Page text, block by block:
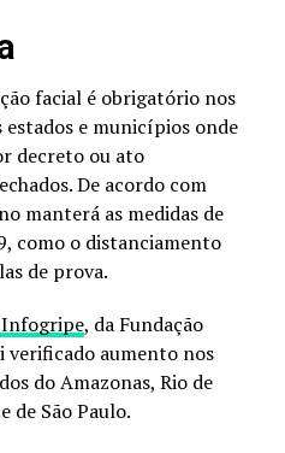
facial é obrigatório nos
e municípios onde
decreto ou ato
De acordo com
manterá as medidas de
como o distanciamento
de prova.
, da Fundação
verificado aumento nos
do Amazonas, Rio de
de São Paulo.